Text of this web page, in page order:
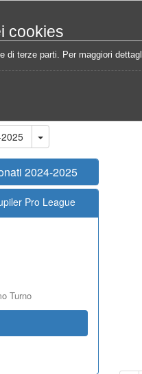
cookies
di terze parti. Per maggiori
Belgio - Jupiler Pro League
2024-2025
Pro League
Turno